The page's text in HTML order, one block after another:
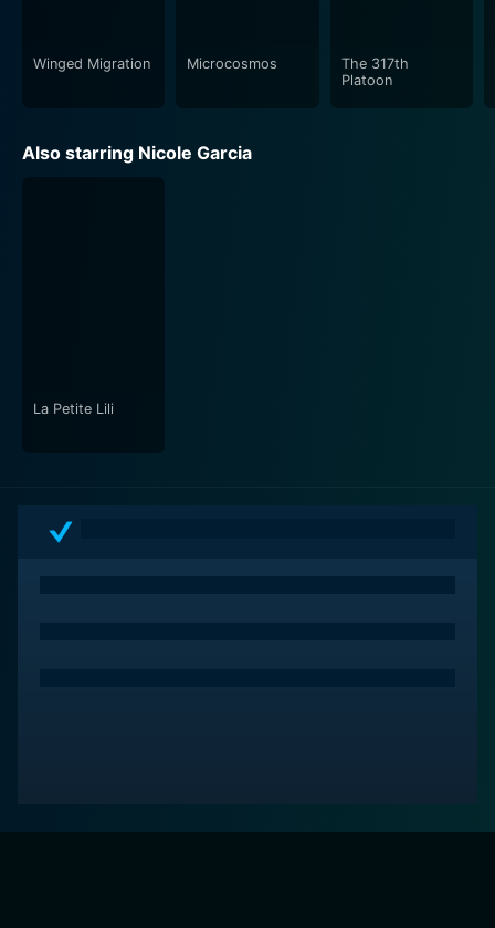
Winged Migration Microcosmos
The 317th
Platoon
Also starring Nicole Garcia
La Petite Lili